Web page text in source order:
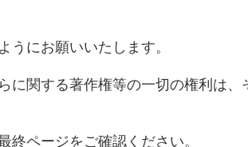
にお願いいたします。
に関する著作権等の一切の権利は、
ページをご確認ください。